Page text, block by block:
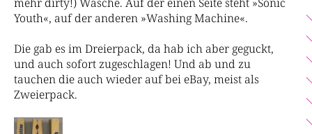
Youth«, auf der anderen »Washing Machine«.
Die gab es im Dreierpack, da hab ich aber geguckt,
und auch sofort zugeschlagen! Und ab und zu
tauchen die auch wieder auf bei eBay, meist als
Zweierpack.